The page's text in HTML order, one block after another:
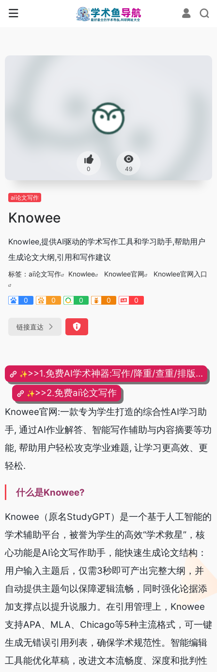
0 49
ai论文写作
Knowee
Knowlee,提供AI驱动的学术写作工具和学习助手,帮助用户
生成论文大纲,引用和写作建议
标签： ai论文写作 Knowlee Knowlee官网 Knowlee官网入口
0 0 0 0 0
链接直达
✨>>1.免费AI学术神器:写作/降重/查重/排版...
✨>>2.免费ai论文写作
Knowee官网:一款专为学生打造的综合性AI学习助
手, 通过AI作业解答、智能写作辅助与内容摘要等功
能, 帮助用户轻松攻克学业难题, 让学习更高效、更
轻松.
什么是Knowee?
Knowee（原名StudyGPT）是一个基于人工智能的
学术辅助平台，被誉为学生的高效“学术救星”，核
心功能是AI论文写作助手，能快速生成论文结构：
用户输入主题后，仅需3秒即可产出完整大纲，并
自动提供主题句以保障逻辑流畅，同时强化论据添
加支撑点以提升说服力。在引用管理上，Knowee
支持APA、MLA、Chicago等5种主流格式，可一键
生成无错误引用列表，确保学术规范性。智能编辑
工具能优化草稿，改进文本流畅度、深度和批判性